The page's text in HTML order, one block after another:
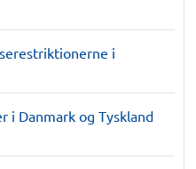
i
i Danmark og Tyskland